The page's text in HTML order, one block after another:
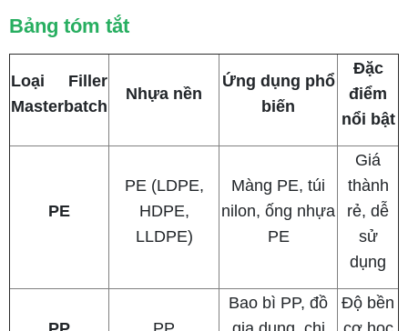
Bảng tóm tắt
Loại Filler
Masterbatch
Nhựa nền
Ứng dụng phổ
biến
Đặc
điểm
nổi bật
PE
PE (LDPE,
HDPE,
LLDPE)
Màng PE, túi
nilon, ống nhựa
PE
Giá
thành
rẻ, dễ
sử
dụng
Bao bì PP, đồ
Độ bền